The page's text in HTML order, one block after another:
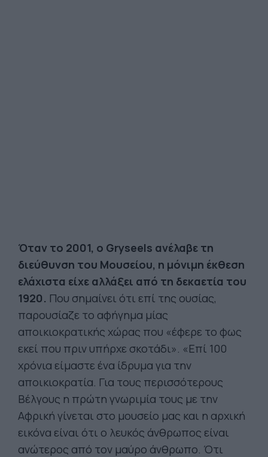
Όταν το 2001, ο Gryseels ανέλαβε τη
διεύθυνση του Μουσείου, η μόνιμη έκθεση
ελάχιστα είχε αλλάξει από τη δεκαετία του
1920. Που σημαίνει ότι επί της ουσίας,
παρουσίαζε το αφήγημα μίας
αποικιοκρατικής χώρας που «έφερε το φως
εκεί που πριν υπήρχε σκοτάδι». «Επί 100
χρόνια είμαστε ένα ίδρυμα για την
αποικιοκρατία. Για τους περισσότερους
Βέλγους η πρώτη γνωριμία τους με την
Αφρική γίνεται στο μουσείο μας και η αρχική
εικόνα είναι ότι ο λευκός άνθρωπος είναι
ανώτερος από τον μαύρο άνθρωπο. Ότι